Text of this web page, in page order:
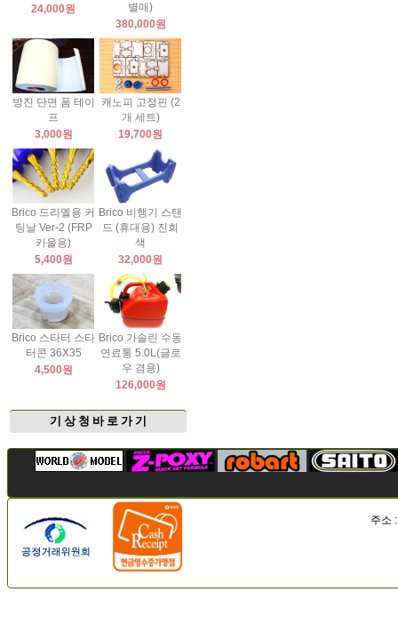
24,000원
별매)
380,000원
방진 단면 폼 테이
프
3,000원
캐노피 고정핀 (2
개 세트)
19,700원
Brico 드라멜용 커
팅날 Ver-2 (FRP
카울용)
5,400원
Brico 비행기 스탠
드 (휴대용) 진회
색
32,000원
Brico 스타터 스타
터콘 36X35
4,500원
Brico 가솔린 수동
연료통 5.0L(글로
우 겸용)
126,000원
기 상 청 바 로 가 기
주소